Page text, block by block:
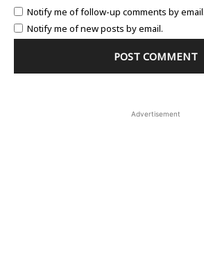
Notify me of follow-up comments by email.
Notify me of new posts by email.
Advertisement